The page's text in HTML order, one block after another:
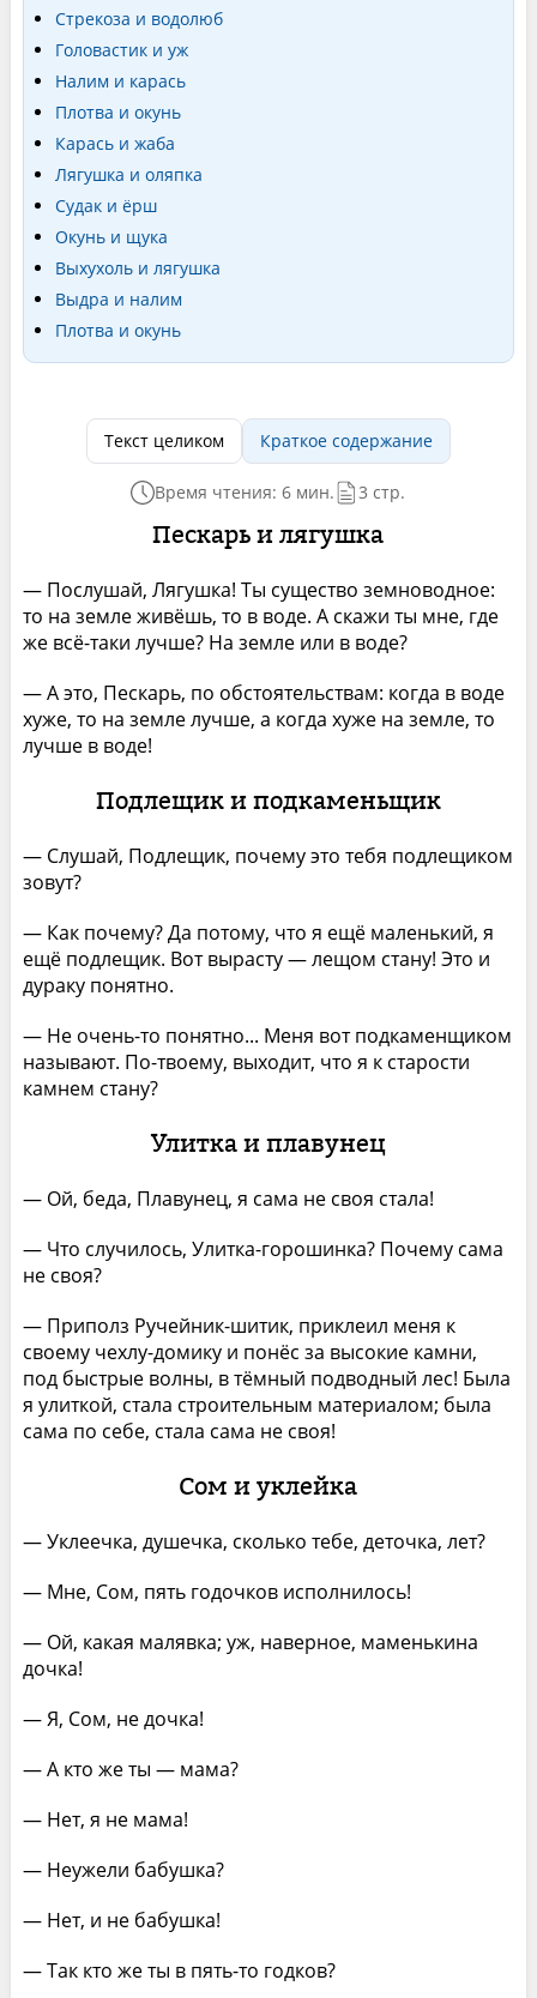
Стрекоза и водолюб
Головастик и уж
Налим и карась
Плотва и окунь
Карась и жаба
Лягушка и оляпка
Судак и ёрш
Окунь и щука
Выхухоль и лягушка
Выдра и налим
Плотва и окунь
Текст целиком Краткое содержание
Время чтения: 6 мин. 3 стр.
Пескарь и лягушка
— Послушай, Лягушка! Ты существо земноводное:
то на земле живёшь, то в воде. А скажи ты мне, где
же всё-таки лучше? На земле или в воде?
— А это, Пескарь, по обстоятельствам: когда в воде
хуже, то на земле лучше, а когда хуже на земле, то
лучше в воде!
Подлещик и подкаменьщик
— Слушай, Подлещик, почему это тебя подлещиком
зовут?
— Как почему? Да потому, что я ещё маленький, я
ещё подлещик. Вот вырасту — лещом стану! Это и
дураку понятно.
— Не очень-то понятно... Меня вот подкаменщиком
называют. По-твоему, выходит, что я к старости
камнем стану?
Улитка и плавунец
— Ой, беда, Плавунец, я сама не своя стала!
— Что случилось, Улитка-горошинка? Почему сама
не своя?
— Приполз Ручейник-шитик, приклеил меня к
своему чехлу-домику и понёс за высокие камни,
под быстрые волны, в тёмный подводный лес! Была
я улиткой, стала строительным материалом; была
сама по себе, стала сама не своя!
Сом и уклейка
— Уклеечка, душечка, сколько тебе, деточка, лет?
— Мне, Сом, пять годочков исполнилось!
— Ой, какая малявка; уж, наверное, маменькина
дочка!
— Я, Сом, не дочка!
— А кто же ты — мама?
— Нет, я не мама!
— Неужели бабушка?
— Нет, и не бабушка!
— Так кто же ты в пять-то годков?